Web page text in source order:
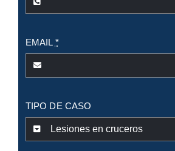
EMAIL *
TIPO DE CASO